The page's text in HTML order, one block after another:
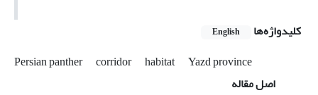
کلیدواژه‌ها
English
Persian panther corridor habitat Yazd province
اصل مقاله